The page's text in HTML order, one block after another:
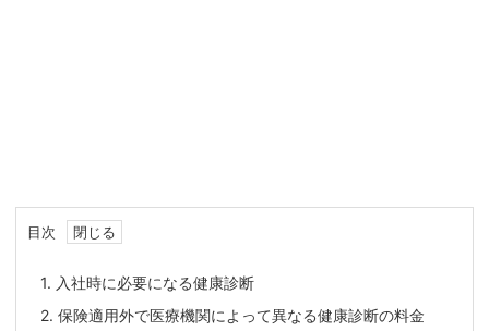
目次
1. 入社時に必要になる健康診断
2. 保険適用外で医療機関によって異なる健康診断の料金